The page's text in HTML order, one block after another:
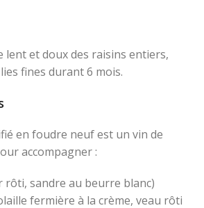
lent et doux des raisins entiers,
fines durant 6 mois.
en foudre neuf est un vin de
accompagner :
rôti, sandre au beurre blanc)
fermière à la crème, veau rôti